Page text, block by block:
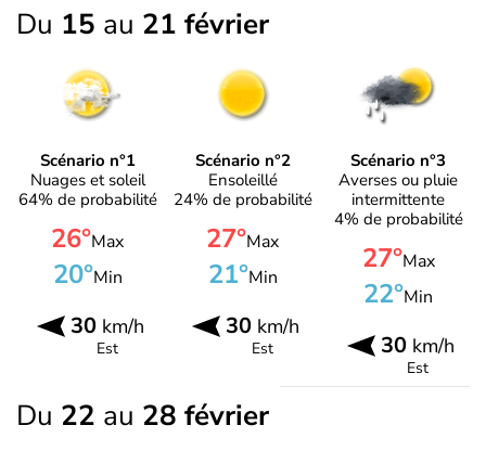
Du 15 au 21 février
Scénario n°1
Nuages et soleil
64% de probabilité
26°Max
20°Min
30km/h
Est
Scénario n°2
Ensoleillé
24% de probabilité
27°Max
21°Min
30km/h
Est
Scénario n°3
Averses ou pluie
intermittente
4% de probabilité
27°Max
22°Min
30 km/h
Est
Du 22 au 28 février